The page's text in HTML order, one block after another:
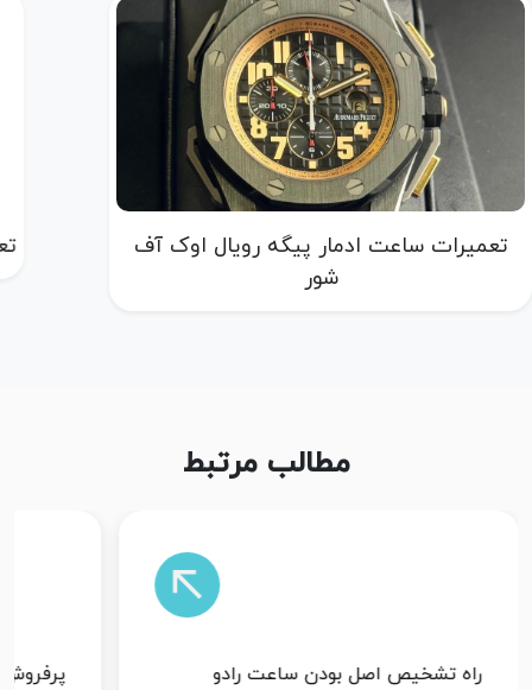
تعمیرات ساعت ادمار پیگه رویال اوک آف
شور
مطالب مرتبط
پرفروش ترین ساعت رادو ساعت